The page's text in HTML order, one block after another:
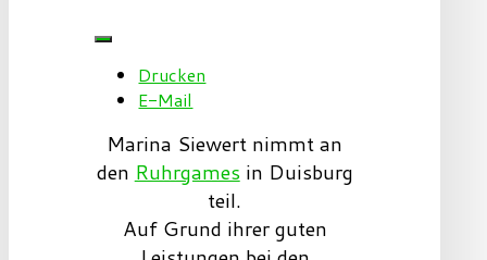
Drucken
E-Mail
Marina Siewert nimmt an
den Ruhrgamesin Duisburg
teil.
Auf Grund ihrer guten